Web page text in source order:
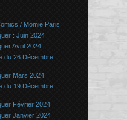
/ Momie Paris
: Juin 2024
Avril 2024
du 26 Décembre
Mars 2024
du 19 Décembre
Février 2024
Janvier 2024